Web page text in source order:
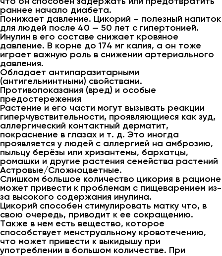
раннее начало диабета.
Понижает давление. Цикорий – полезный напиток
для людей после 40 — 50 лет с гипертонией.
Инулин в его составе снижает кровяное
давление. В корне до 174 мг калия, а он тоже
играет важную роль в снижении артериального
давления.
Обладает антипаразитарными
(антигельминтными) свойствами.
Противопоказания (вред) и особые
предостережения
Растение и его части могут вызывать реакции
гиперчувствительности, проявляющиеся как зуд,
аллергический контактный дерматит,
покраснение в глазах и т. д. Это иногда
проявляется у людей с аллергией на амброзию,
пыльцу берёзы или хризантемы, бархатцы,
ромашки и другие растения семейства растений
Астровые/Сложноцветные.
Слишком большое количество цикория в рационе
может привести к проблемам с пищеварением из-
за высокого содержания инулина.
Цикорий способен стимулировать матку что, в
свою очередь, приводит к ее сокращению.
Также в нем есть вещество, которое
способствует менструальному кровотечению,
что может привести к выкидышу при
употреблении в большом количестве. При